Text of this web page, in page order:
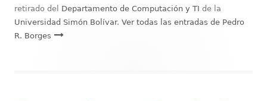
retirado del Departamento de Computación y TI de la
Universidad Simón Bolívar. Ver todas las entradas de Pedro
R. Borges